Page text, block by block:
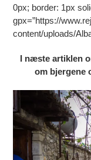
0px; border: 1px
gpx=”https://
content/uploads/
I næste artiklen
om bjergene